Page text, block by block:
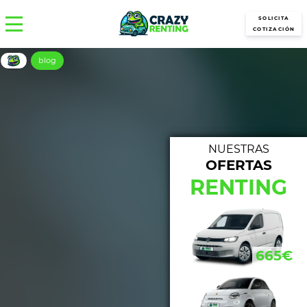
SOLICITA
COTIZACIÓN
blog
723€
NUESTRAS
OFERTAS
RENTING
665€